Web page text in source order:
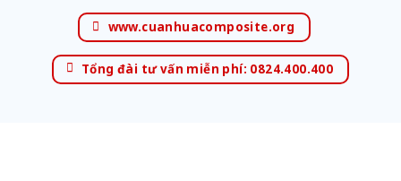
www.cuanhuacomposite.org
Tổng đài tư vấn miễn phí: 0824.400.400